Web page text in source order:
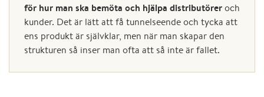
för hur man ska bemöta och hjälpa distributöreroch
kunder. Det är lätt att få tunnelseende och tycka att
ens produkt är självklar, men när man skapar den
strukturen så inser man ofta att så inte är fallet.